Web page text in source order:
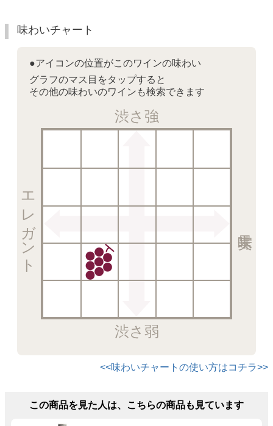
味わいチャート
●アイコンの位置がこのワインの味わい
グラフのマス目をタップすると
その他の味わいのワインも検索できます
渋さ強
渋さ弱
エレガント
<<味わいチャートの使い方はコチラ>>
この商品を見た人は、こちらの商品も見ています